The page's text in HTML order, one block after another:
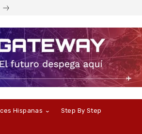
Hispanas Step By Step